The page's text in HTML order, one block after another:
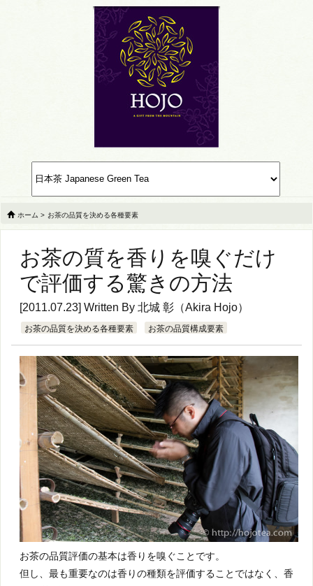
ホーム > お茶の品質を決める各種要素
お茶の質を香りを嗅ぐだけ
で評価する驚きの方法
[2011.07.23] Written By 北城 彰（Akira Hojo）
お茶の品質を決める各種要素 お茶の品質構成要素
お茶の品質評価の基本は香りを嗅ぐことです。
但し、最も重要なのは香りの種類を評価することではなく、香